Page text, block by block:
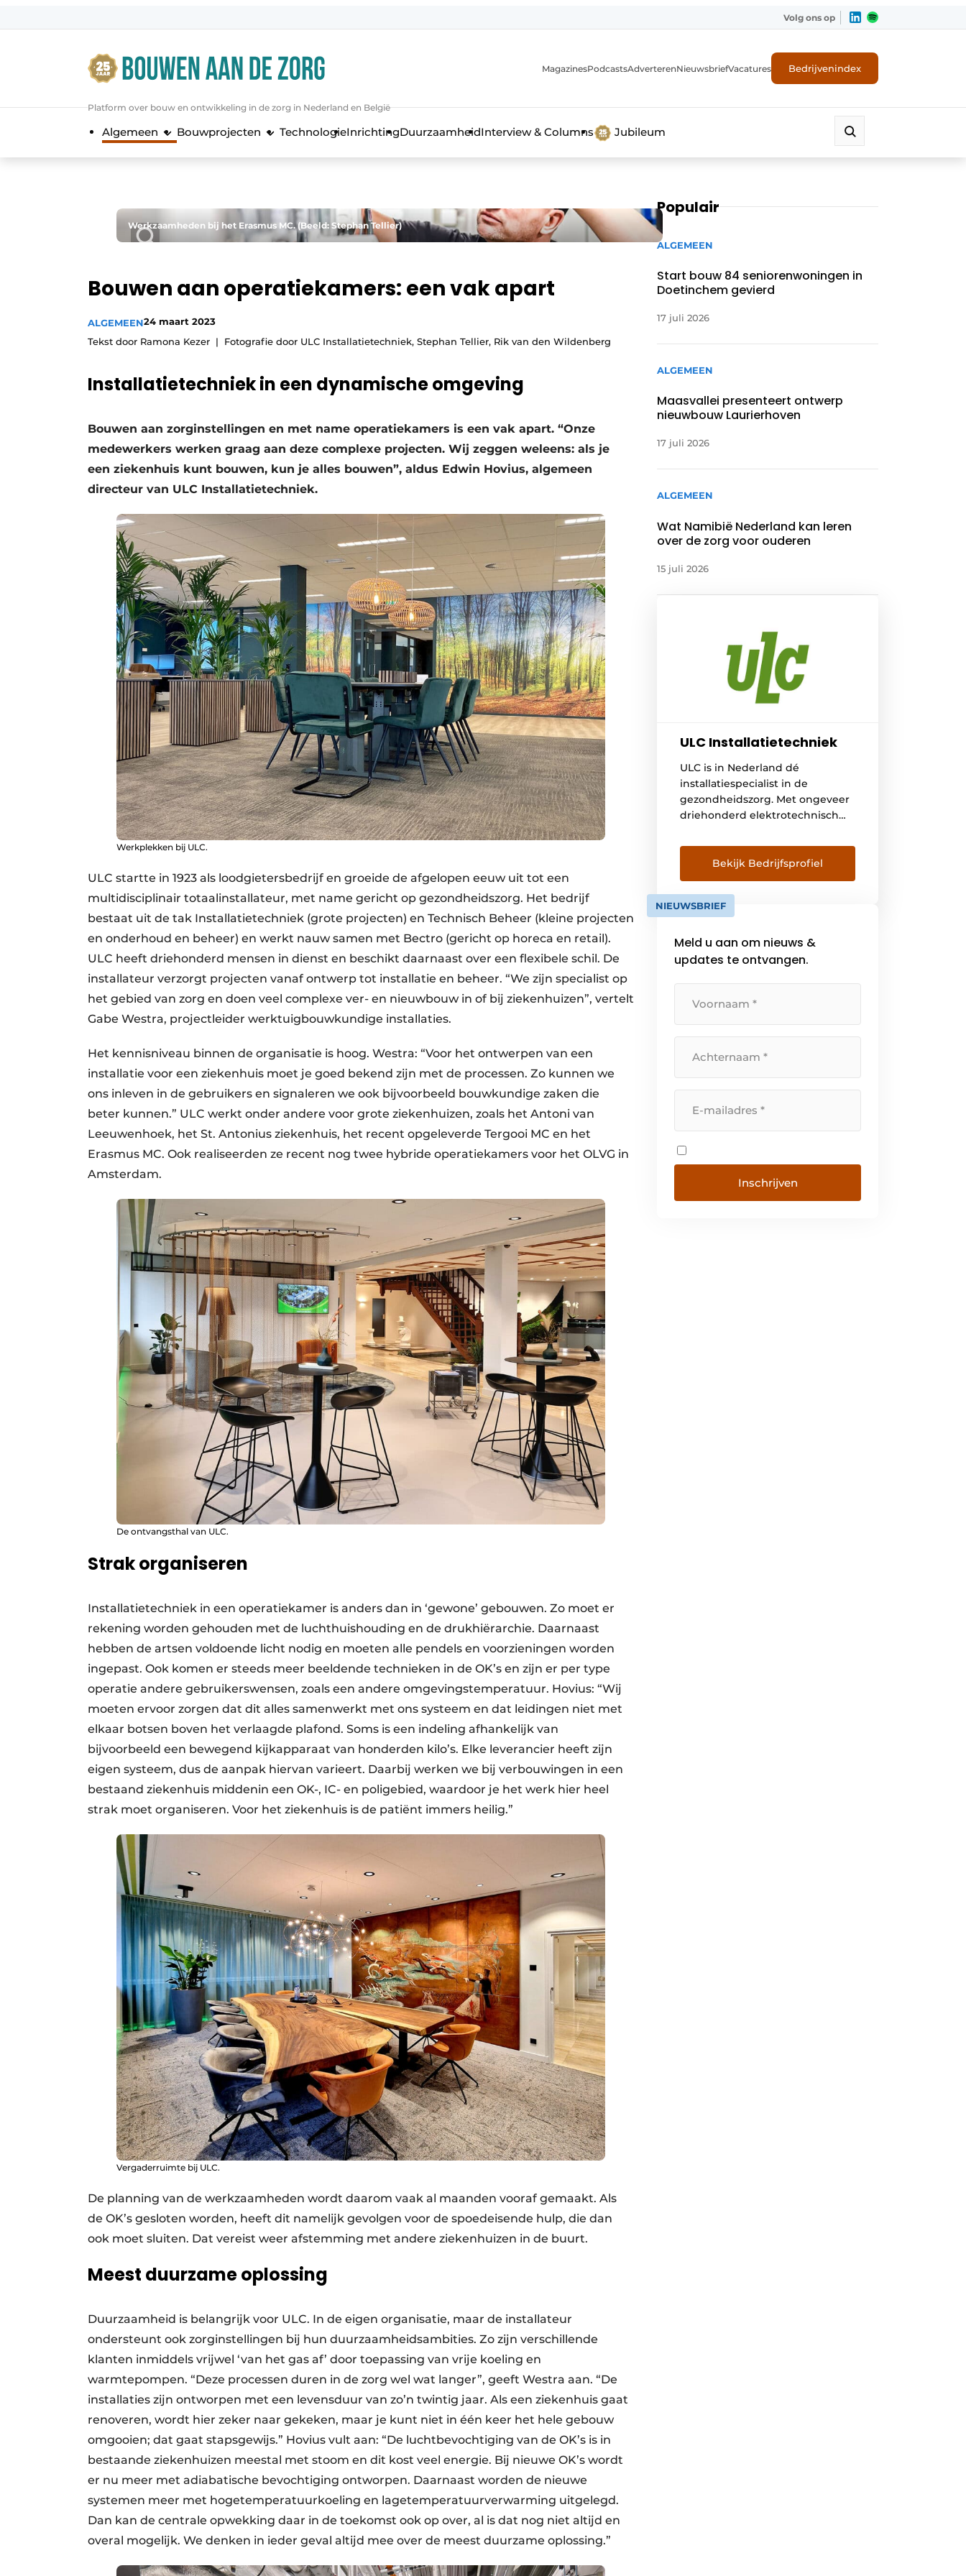
Algemene voorwaarden
Contact
Jaarboek
Jubileumboek
Nieuwsbrief
Privacy / Cookie statement
Vacatures
Volg ons op
Platform over bouw en ontwikkeling in de zorg in Nederland en België
MagazinesPodcastsAdverterenNieuwsbriefVacatures Bedrijvenindex
Algemeen Bouwprojecten TechnologieInrichtingDuurzaamheidInterview & Columns Jubileum
Werkzaamheden bij het Erasmus MC. (Beeld: Stephan Tellier)
Bouwen aan operatiekamers: een vak apart
ALGEMEEN24 maart 2023
Tekst door Ramona Kezer
Fotografie door ULC Installatietechniek, Stephan Tellier, Rik van den Wildenberg
Installatietechniek in een dynamische omgeving
Bouwen aan zorginstellingen en met name operatiekamers is een vak apart. “Onze
medewerkers werken graag aan deze complexe projecten. Wij zeggen weleens: als je
een ziekenhuis kunt bouwen, kun je alles bouwen”, aldus Edwin Hovius, algemeen
directeur van ULC Installatietechniek.
Werkplekken bij ULC.
ULC startte in 1923 als loodgietersbedrijf en groeide de afgelopen eeuw uit tot een
multidisciplinair totaalinstallateur, met name gericht op gezondheidszorg. Het bedrijf
bestaat uit de tak Installatietechniek (grote projecten) en Technisch Beheer (kleine projecten
en onderhoud en beheer) en werkt nauw samen met Bectro (gericht op horeca en retail).
ULC heeft driehonderd mensen in dienst en beschikt daarnaast over een flexibele schil. De
installateur verzorgt projecten vanaf ontwerp tot installatie en beheer. “We zijn specialist op
het gebied van zorg en doen veel complexe ver- en nieuwbouw in of bij ziekenhuizen”, vertelt
Gabe Westra, projectleider werktuigbouwkundige installaties.
Het kennisniveau binnen de organisatie is hoog. Westra: “Voor het ontwerpen van een
installatie voor een ziekenhuis moet je goed bekend zijn met de processen. Zo kunnen we
ons inleven in de gebruikers en signaleren we ook bijvoorbeeld bouwkundige zaken die
beter kunnen.” ULC werkt onder andere voor grote ziekenhuizen, zoals het Antoni van
Leeuwenhoek, het St. Antonius ziekenhuis, het recent opgeleverde Tergooi MC en het
Erasmus MC. Ook realiseerden ze recent nog twee hybride operatiekamers voor het OLVG in
Amsterdam.
De ontvangsthal van ULC.
Strak organiseren
Installatietechniek in een operatiekamer is anders dan in ‘gewone’ gebouwen. Zo moet er
rekening worden gehouden met de luchthuishouding en de drukhiërarchie. Daarnaast
hebben de artsen voldoende licht nodig en moeten alle pendels en voorzieningen worden
ingepast. Ook komen er steeds meer beeldende technieken in de OK’s en zijn er per type
operatie andere gebruikerswensen, zoals een andere omgevingstemperatuur. Hovius: “Wij
moeten ervoor zorgen dat dit alles samenwerkt met ons systeem en dat leidingen niet met
elkaar botsen boven het verlaagde plafond. Soms is een indeling afhankelijk van
bijvoorbeeld een bewegend kijkapparaat van honderden kilo’s. Elke leverancier heeft zijn
eigen systeem, dus de aanpak hiervan varieert. Daarbij werken we bij verbouwingen in een
bestaand ziekenhuis middenin een OK-, IC- en poligebied, waardoor je het werk hier heel
strak moet organiseren. Voor het ziekenhuis is de patiënt immers heilig.”
Vergaderruimte bij ULC.
De planning van de werkzaamheden wordt daarom vaak al maanden vooraf gemaakt. Als
de OK’s gesloten worden, heeft dit namelijk gevolgen voor de spoedeisende hulp, die dan
ook moet sluiten. Dat vereist weer afstemming met andere ziekenhuizen in de buurt.
Meest duurzame oplossing
Duurzaamheid is belangrijk voor ULC. In de eigen organisatie, maar de installateur
ondersteunt ook zorginstellingen bij hun duurzaamheidsambities. Zo zijn verschillende
klanten inmiddels vrijwel ‘van het gas af’ door toepassing van vrije koeling en
warmtepompen. “Deze processen duren in de zorg wel wat langer”, geeft Westra aan. “De
installaties zijn ontworpen met een levensduur van zo’n twintig jaar. Als een ziekenhuis gaat
renoveren, wordt hier zeker naar gekeken, maar je kunt niet in één keer het hele gebouw
omgooien; dat gaat stapsgewijs.” Hovius vult aan: “De luchtbevochtiging van de OK’s is in
bestaande ziekenhuizen meestal met stoom en dit kost veel energie. Bij nieuwe OK’s wordt
er nu meer met adiabatische bevochtiging ontworpen. Daarnaast worden de nieuwe
systemen meer met hogetemperatuurkoeling en lagetemperatuurverwarming uitgelegd.
Dan kan de centrale opwekking daar in de toekomst ook op over, al is dat nog niet altijd en
overal mogelijk. We denken in ieder geval altijd mee over de meest duurzame oplossing.”
Populair
ALGEMEEN
Start bouw 84 seniorenwoningen in
Doetinchem gevierd
17 juli 2026
ALGEMEEN
Maasvallei presenteert ontwerp
nieuwbouw Laurierhoven
17 juli 2026
ALGEMEEN
Wat Namibië Nederland kan leren
over de zorg voor ouderen
15 juli 2026
ULC Installatietechniek
ULC is in Nederland dé
installatiespecialist in de
gezondheidszorg. Met ongeveer
driehonderd elektrotechnisch
specialisten kunnen wij
technische projecten realiseren
en technische installaties
onderhouden. We kunnen
opdrachtgevers bijstaan in de
zorgvastgoed. Voor projecten
buiten de zorg doen wij graag
zorgen voor morgen’ omvat alles
Bekijk Bedrijfsprofiel
NIEUWSBRIEF
Meld u aan om nieuws &
updates te ontvangen.